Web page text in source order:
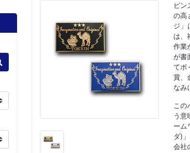
ピン
の高
ジ」
は、
作業
が書
てポ
賞、
なみ
この
う意
ーム
ダ)
会社